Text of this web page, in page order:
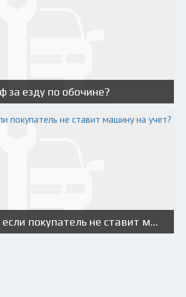
за езду по обочине?
Что делать, если покупатель не ставит машину на учет?